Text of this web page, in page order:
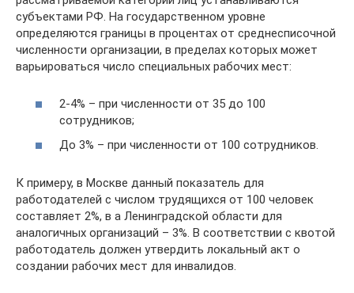
субъектами РФ. На государственном уровне
определяются границы в процентах от среднесписочной
численности организации, в пределах которых может
варьироваться число специальных рабочих мест:
2-4% – при численности от 35 до 100
сотрудников;
До 3% – при численности от 100 сотрудников.
К примеру, в Москве данный показатель для
работодателей с числом трудящихся от 100 человек
составляет 2%, в а Ленинградской области для
аналогичных организаций – 3%. В соответствии с квотой
работодатель должен утвердить локальный акт о
создании рабочих мест для инвалидов.